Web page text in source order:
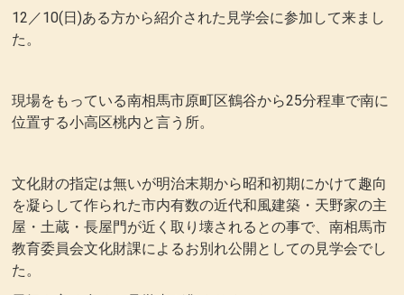
12／10(日)ある方から紹介された見学会に参加して来まし
た。
現場をもっている南相馬市原町区鶴谷から25分程車で南に
位置する小高区桃内と言う所。
文化財の指定は無いが明治末期から昭和初期にかけて趣向
を凝らして作られた市内有数の近代和風建築・天野家の主
屋・土蔵・長屋門が近く取り壊されるとの事で、南相馬市
教育委員会文化財課によるお別れ公開としての見学会でし
た。